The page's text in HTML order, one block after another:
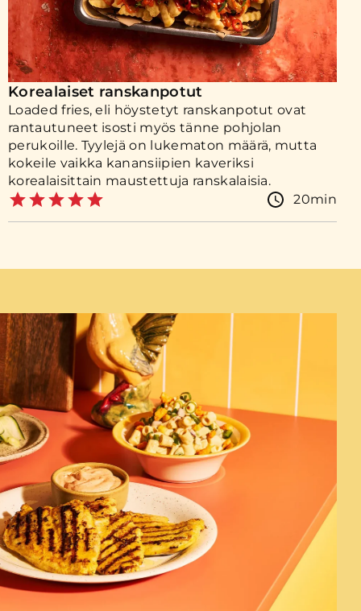
Korealaiset ranskanpotut
Loaded fries, eli höystetyt ranskanpotut ovat
rantautuneet isosti myös tänne pohjolan
perukoille. Tyylejä on lukematon määrä, mutta
kokeile vaikka kanansiipien kaveriksi
korealaisittain maustettuja ranskalaisia.
20min